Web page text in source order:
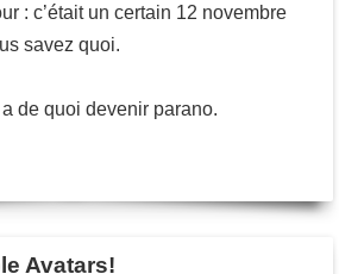
: c’était un certain 12 novembre
savez quoi.
de quoi devenir parano.
Avatars!